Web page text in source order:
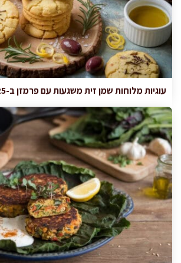
עוגיות מלוחות שמן זית משגעות עם פרמזן ב-25 דקות